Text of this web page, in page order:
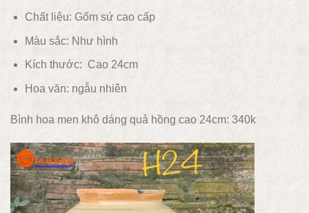
Chất liệu: Gốm sứ cao cấp
Màu sắc: Như hình
Kích thước: Cao 24cm
Hoa văn: ngẫu nhiên
Bình hoa men khô dáng quả hồng cao 24cm: 340k